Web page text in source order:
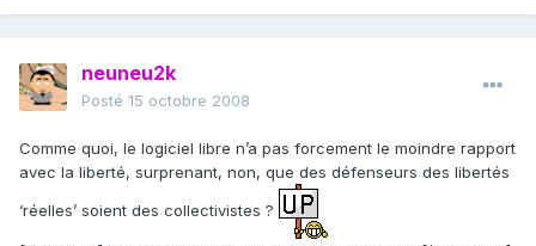
neuneu2k
Posté 15 octobre 2008
Comme quoi, le logiciel libre n’a pas forcement le moindre rapport
avec la liberté, surprenant, non, que des défenseurs des libertés
‘réelles’ soient des collectivistes ?